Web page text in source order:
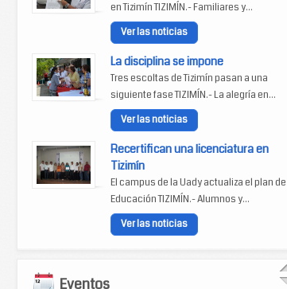
en Tizimín TIZIMÍN.- Familiares y...
Ver las noticias
La disciplina se impone
Tres escoltas de Tizimín pasan a una
siguiente fase TIZIMÍN.- La alegría en...
Ver las noticias
Recertifican una licenciatura en
Tizimín
El campus de la Uady actualiza el plan de
Educación TIZIMÍN.- Alumnos y...
Ver las noticias
Eventos